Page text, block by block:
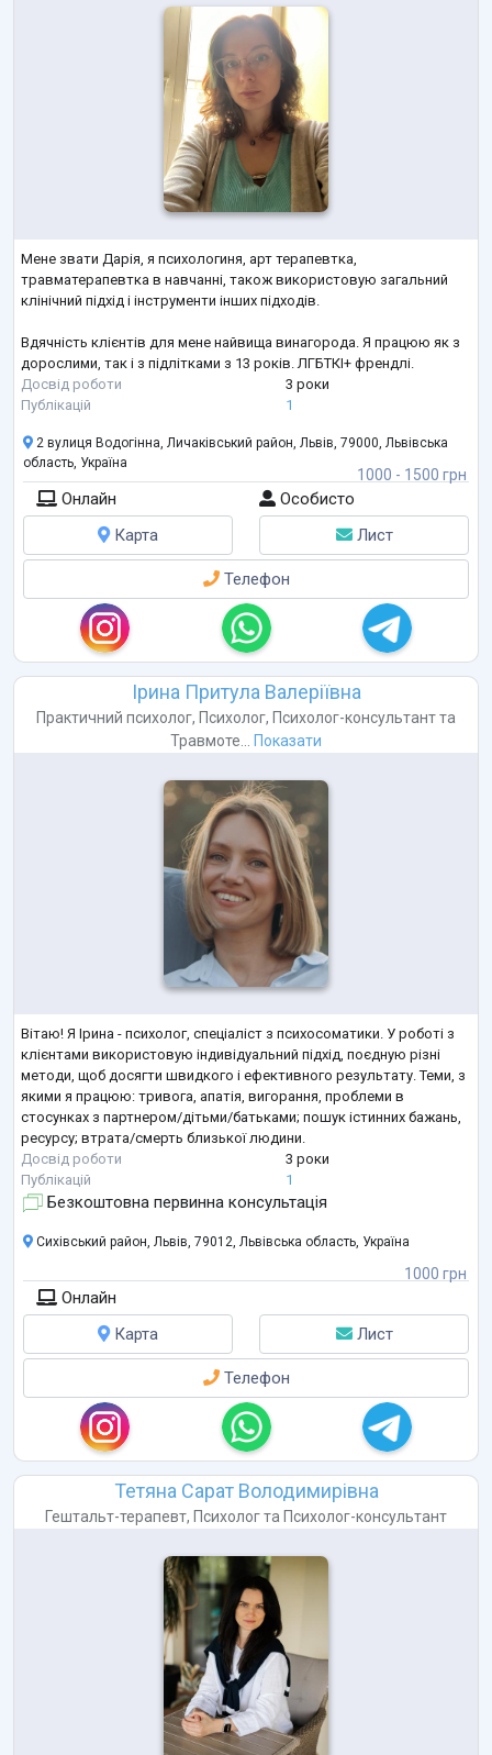
Мене звати Дарія, я психологиня, арт терапевтка,
травматерапевтка в навчанні, також використовую загальний
клінічний підхід і інструменти інших підходів.
Вдячність клієнтів для мене найвища винагорода. Я працюю як з
дорослими, так і з підлітками з 13 років. ЛГБТКІ+ френдлі.
Досвід роботи
3 роки
Публікацій
1
1000 - 1500 грн
2 вулиця Водогінна, Личаківський район, Львів, 79000, Львівська
область, Україна
Онлайн
Особисто
Карта
Лист
Телефон
Ірина Притула Валеріївна
Практичний психолог, Психолог, Психолог-консультантта
Травмоте... Показати
Вітаю! Я Ірина - психолог, спеціаліст з психосоматики. У роботі з
клієнтами використовую індивідуальний підхід, поєдную різні
методи, щоб досягти швидкого і ефективного результату. Теми, з
якими я працюю: тривога, апатія, вигорання, проблеми в
стосунках з партнером/дітьми/батьками; пошук істинних бажань,
ресурсу; втрата/смерть близької людини.
Досвід роботи
3 роки
Публікацій
1
Безкоштовна первинна консультація
1000 грн
Сихівський район, Львів, 79012, Львівська область, Україна
Онлайн
Карта
Лист
Телефон
Тетяна Сарат Володимирівна
Гештальт-терапевт, Психологта Психолог-консультант